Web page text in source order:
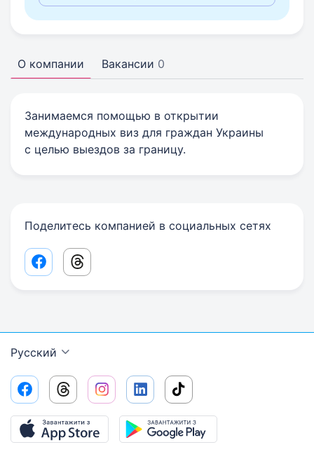
О компании Вакансии 0
Занимаемся помощью в открытии
международных виз для граждан Украины
с целью выездов за границу.
Поделитесь компанией в социальных сетях
Facebook share link
Threads share link
Русский